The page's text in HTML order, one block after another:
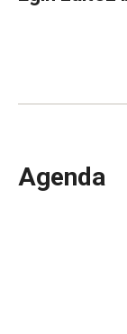
Agenda